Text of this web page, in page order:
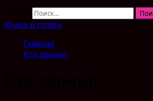
Юмор в телеге
Главная
Кто звонил